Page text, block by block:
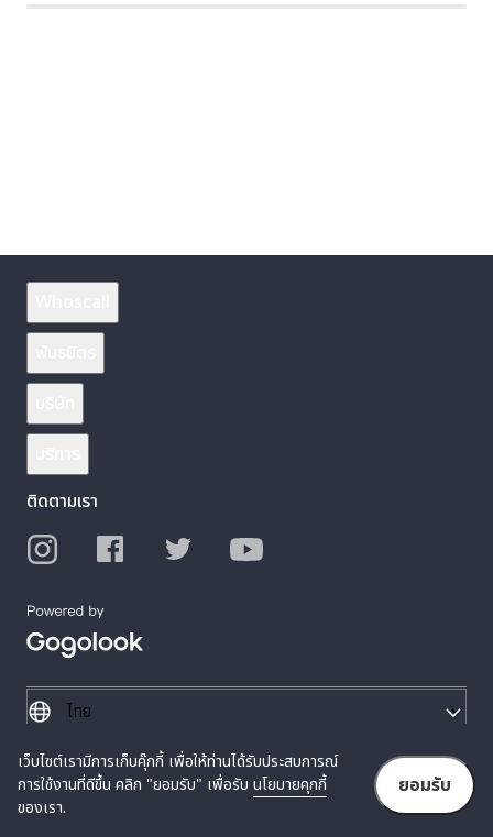
ติดตามเรา
© 2026 Gogolook. All Rights Reserved.
นโยบายความเป็นส่วนตัว
เว็บไซต์เรามีการเก็บคุ๊กกี้ เพื่อให้ท่านได้รับประสบการณ์
การใช้งานที่ดีขึ้น คลิก "ยอมรับ" เพื่อรับ นโยบายคุกกี้
ของเรา.
ยอมรับ